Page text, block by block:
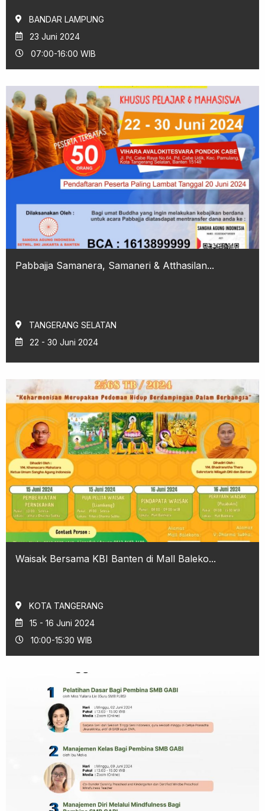
BANDAR LAMPUNG
23 Juni 2024
07:00-16:00 WIB
Pabbajja Samanera, Samaneri & Atthasilan...
TANGERANG SELATAN
22 - 30 Juni 2024
Waisak Bersama KBI Banten di Mall Baleko...
KOTA TANGERANG
15 - 16 Juni 2024
10:00-15:30 WIB